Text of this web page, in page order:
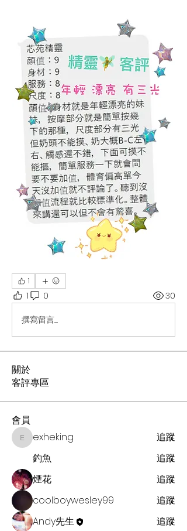
1
1 0 30
撰寫留言......
關於
客評專區
會員
exheking
exheking
追蹤
釣魚
追蹤
煙花
追蹤
coolboywesley99
追蹤
Andy先生
追蹤